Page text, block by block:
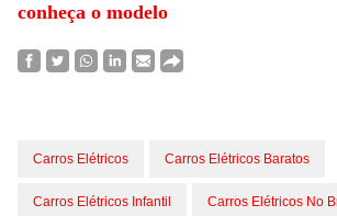
conheça o modelo
Carros Elétricos Carros Elétricos Baratos
Carros Elétricos Infantil Carros Elétricos No